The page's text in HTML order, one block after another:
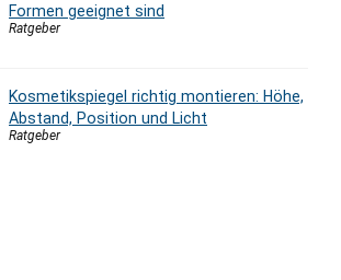
Formen geeignet sind
Ratgeber
Kosmetikspiegel richtig montieren: Höhe,
Abstand, Position und Licht
Ratgeber